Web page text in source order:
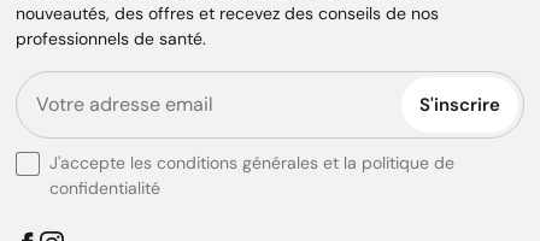
nouveautés, des offres et recevez des conseils de nos
professionnels de santé.
S'inscrire
J'accepte les conditions générales et la politique de
confidentialité